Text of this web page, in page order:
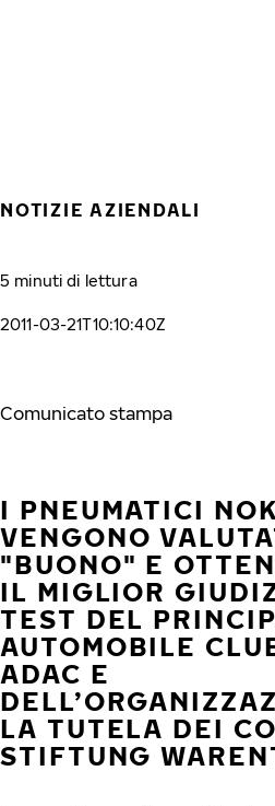
NOTIZIE AZIENDALI
5 minuti di lettura
2011-03-21T10:10:40Z
Comunicato stampa
I PNEUMATICI
VENGONO
"BUONO" E
IL MIGLIOR
TEST DEL
AUTOMOBILE
ADAC E
LA TUTELA DEI
STIFTUNG